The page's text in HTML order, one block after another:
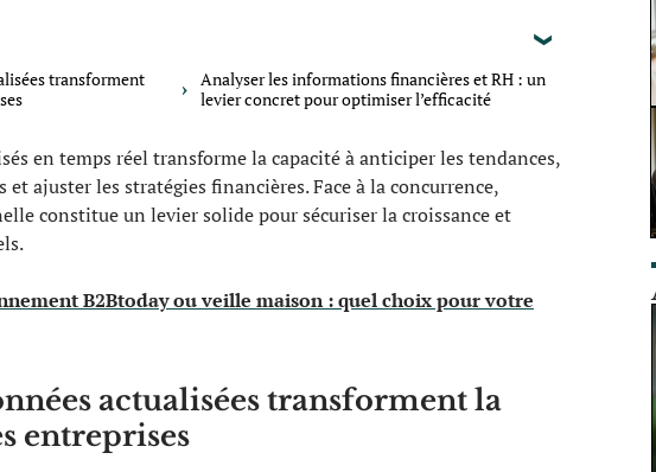
transforment
Analyser les informations financières et RH : un
levier concret pour optimiser l’efficacité
en temps réel transforme la capacité à anticiper les tendances,
et ajuster les stratégies financières. Face à la concurrence,
constitue un levier solide pour sécuriser la croissance et
B2Btoday ou veille maison : quel choix pour votre
actualisées transforment la
entreprises